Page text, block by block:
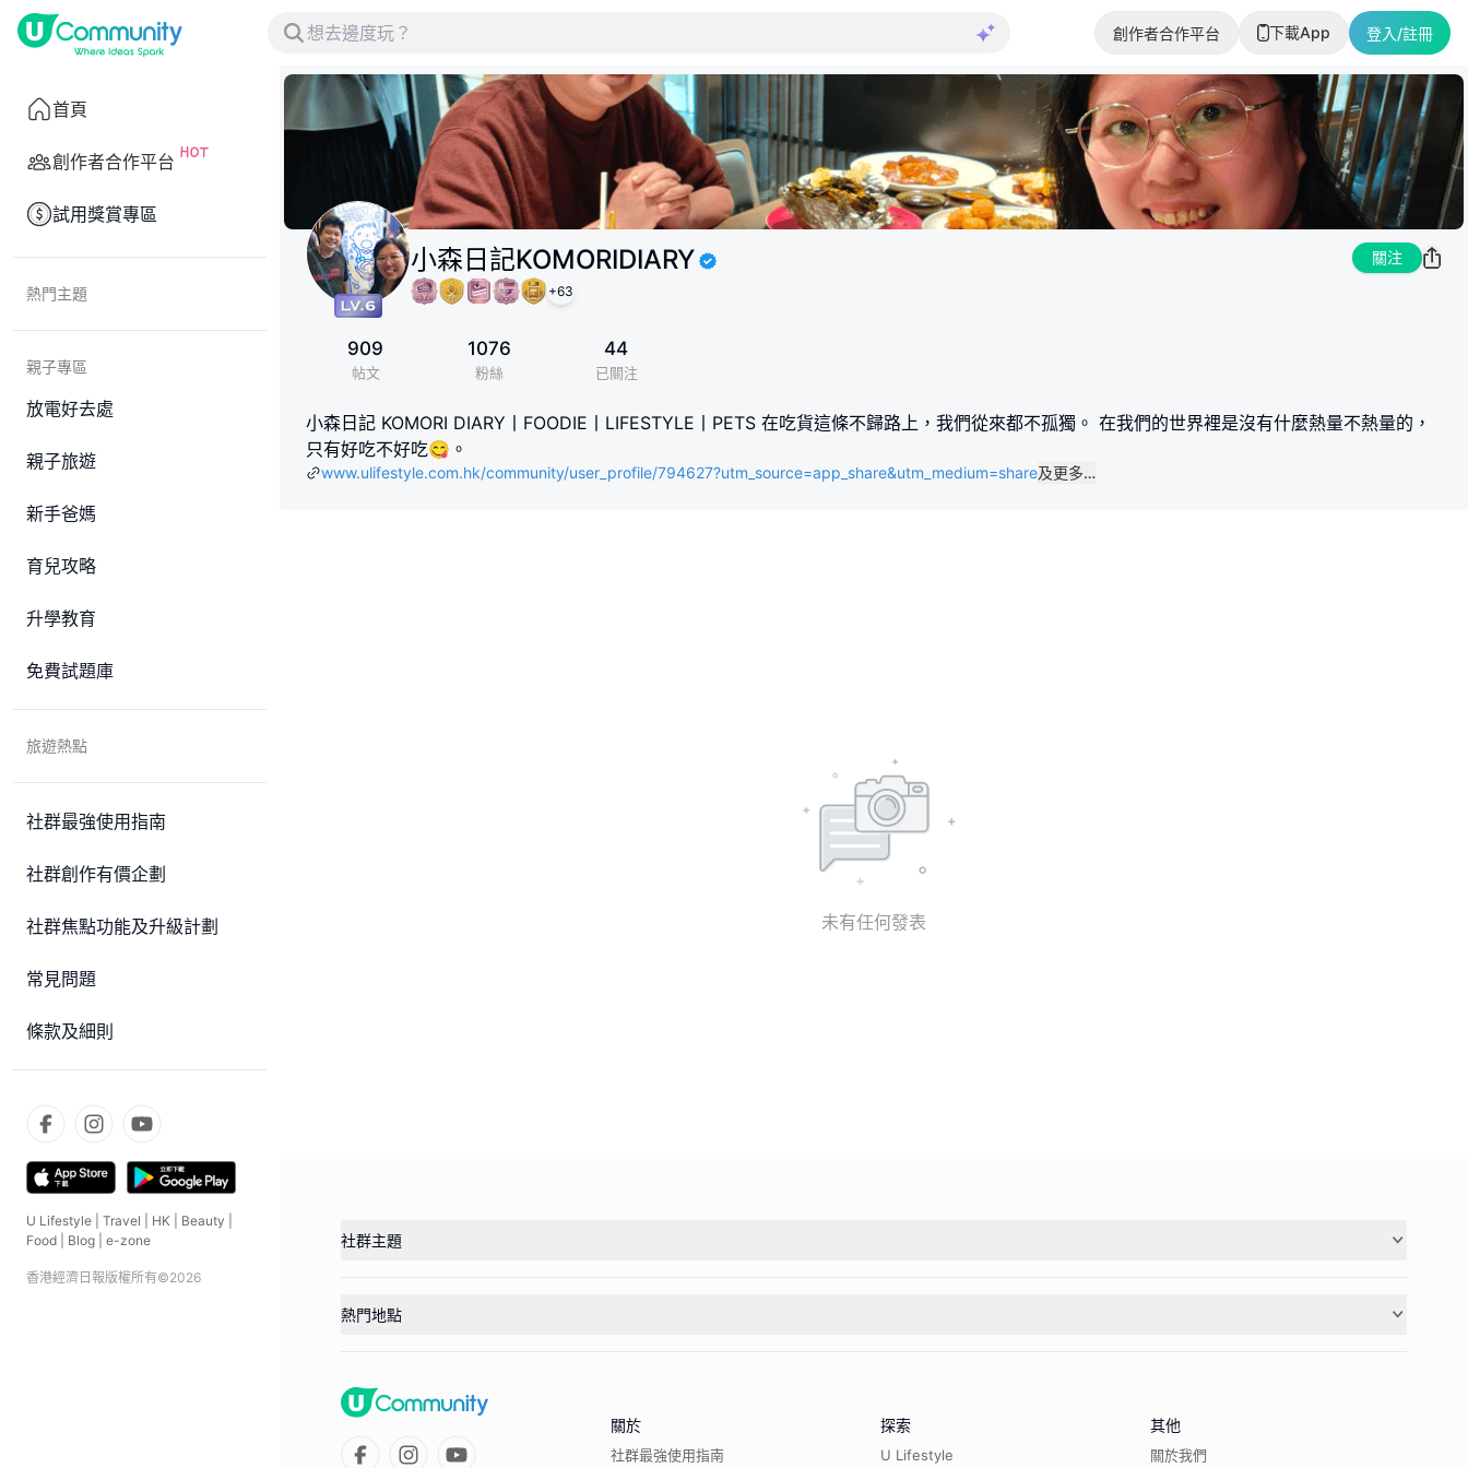
創作者合作平台 下載App 登入/註冊
首頁
創作者合作平台
試用獎賞專區
熱門主題
親子專區
放電好去處
親子旅遊
新手爸媽
育兒攻略
升學教育
免費試題庫
旅遊熱點
社群最強使用指南
社群創作有價企劃
社群焦點功能及升級計劃
常見問題
條款及細則
U Lifestyle Travel HK Beauty
Food
Blog e-zone
香港經濟日報版權所有©2026
小森日記KOMORIDIARY
+63
關注
909
帖文
1076
粉絲
44
已關注
小森日記 KOMORI DIARY丨FOODIE丨LIFESTYLE丨PETS 在吃貨這條不歸路上，我們從來都不孤獨。 在我們的世界裡是沒有什麼熱量不熱量的，
只有好吃不好吃😋。
www.ulifestyle.com.hk/community/user_profile/794627?utm_source=app_share&utm_medium=share及更多…
未有任何發表
社群主題
熱門地點
關於
社群最強使用指南
探索
U Lifestyle
其他
關於我們